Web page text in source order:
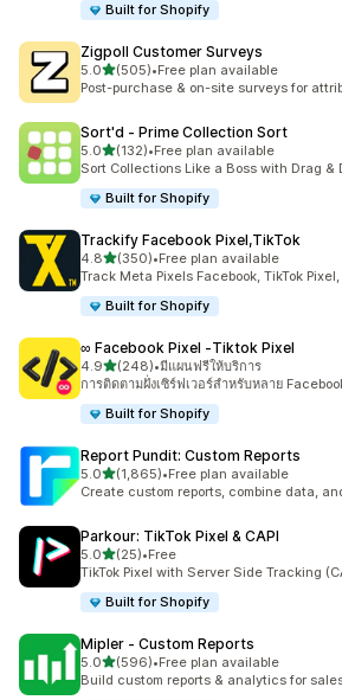
Built for Shopify
Zigpoll Customer Surveys
5.0เต็ม 5 ดาว
(505)
ทั้งหมด 505 รีวิว
•Free plan available
Post-purchase & on-site surveys for
Sort'd ‑ Prime Collection Sort
5.0เต็ม 5 ดาว
(132)
ทั้งหมด 132 รีวิว
•Free plan available
Sort Collections Like a Boss with Drag &
Built for Shopify
Trackify Facebook Pixel,TikTok
4.8เต็ม 5 ดาว
(350)
ทั้งหมด 350 รีวิว
•Free plan available
Track Meta Pixels Facebook, TikTok
Built for Shopify
∞ Facebook Pixel ‑Tiktok Pixel
4.9เต็ม 5 ดาว
(248)
ทั้งหมด 248 รีวิว
•มีแผนฟรีให้บริการ
การติดตามฝั่งเซิร์ฟเวอร์สำหรับหลาย
Built for Shopify
Report Pundit: Custom Reports
5.0เต็ม 5 ดาว
(1,865)
ทั้งหมด 1865 รีวิว
•Free plan available
Create custom reports, combine data,
Parkour: TikTok Pixel & CAPI
5.0เต็ม 5 ดาว
(25)
ทั้งหมด 25 รีวิว
•Free
TikTok Pixel with Server Side Tracking
Built for Shopify
Mipler ‑ Custom Reports
5.0เต็ม 5 ดาว
(596)
ทั้งหมด 596 รีวิว
•Free plan available
Build custom reports & analytics for